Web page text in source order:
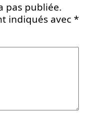
pas publiée.
indiqués avec*